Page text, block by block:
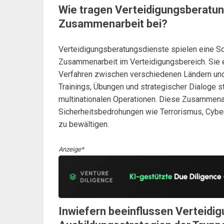
Wie tragen
Zusammenarbeit bei?
Verteidigungsberatungsdienste spielen eine
Zusammenarbeit im Verteidigungsbereich.
Verfahren zwischen verschiedenen Ländern
Trainings, Übungen und strategischer Dialoge
multinationalen Operationen. Diese
Sicherheitsbedrohungen wie Terrorismus,
zu bewältigen.
Anzeige*
Inwiefern beeinflussen